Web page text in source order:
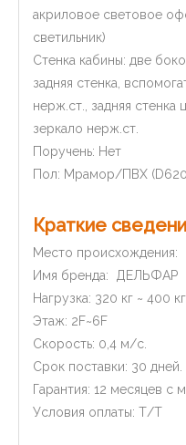
акриловое световое
светильник)
Стенка кабины: две
задняя стенка,
нерж.ст., задняя стенка
зеркало нерж.ст.
Поручень: Нет
Пол: Мрамор/ПВХ
Краткие
Место происхождения:
Имя бренда: ДЕЛЬФАР
Нагрузка: 320 кг ~ 400 кг
Этаж: 2F~6F
Скорость: 0,4 м/с.
Срок поставки: 30 дней.
Гарантия: 12 месяцев с
Условия оплаты: Т/Т